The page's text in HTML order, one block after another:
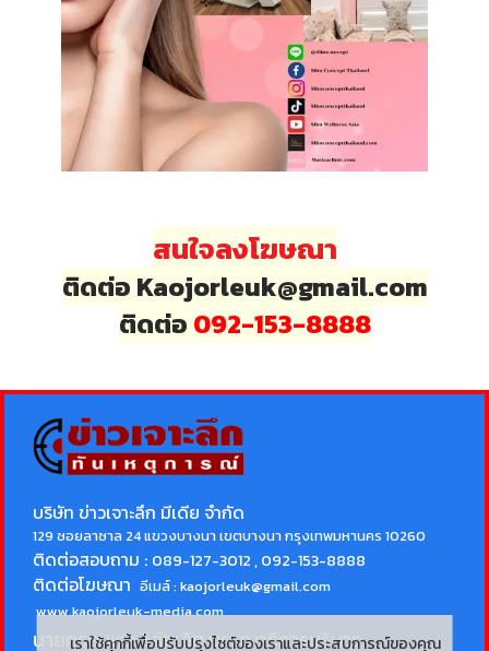
สนใจลงโฆษณา
ติดต่อ Kaojorleuk@gmail.com
ติดต่อ 092-153-8888
บริษัท ข่าวเจาะลึก มีเดีย จำกัด
129 ซอยลาซาล 24 แขวงบางนา เขตบางนา กรุงเทพมหานคร 10260
ติดต่อสอบถาม : 089-127-3012 , 092-153-8888
ติดต่อโฆษณา อีเมล์ :kaojorleuk@gmail.com
www.kaojorleuk-media.com
นายกรธนพล วิลัยเลิศบรรณาธิการบริหาร
เราใช้คุกกี้เพื่อปรับปรุงไซต์ของเราและประสบการณ์ของคุณ